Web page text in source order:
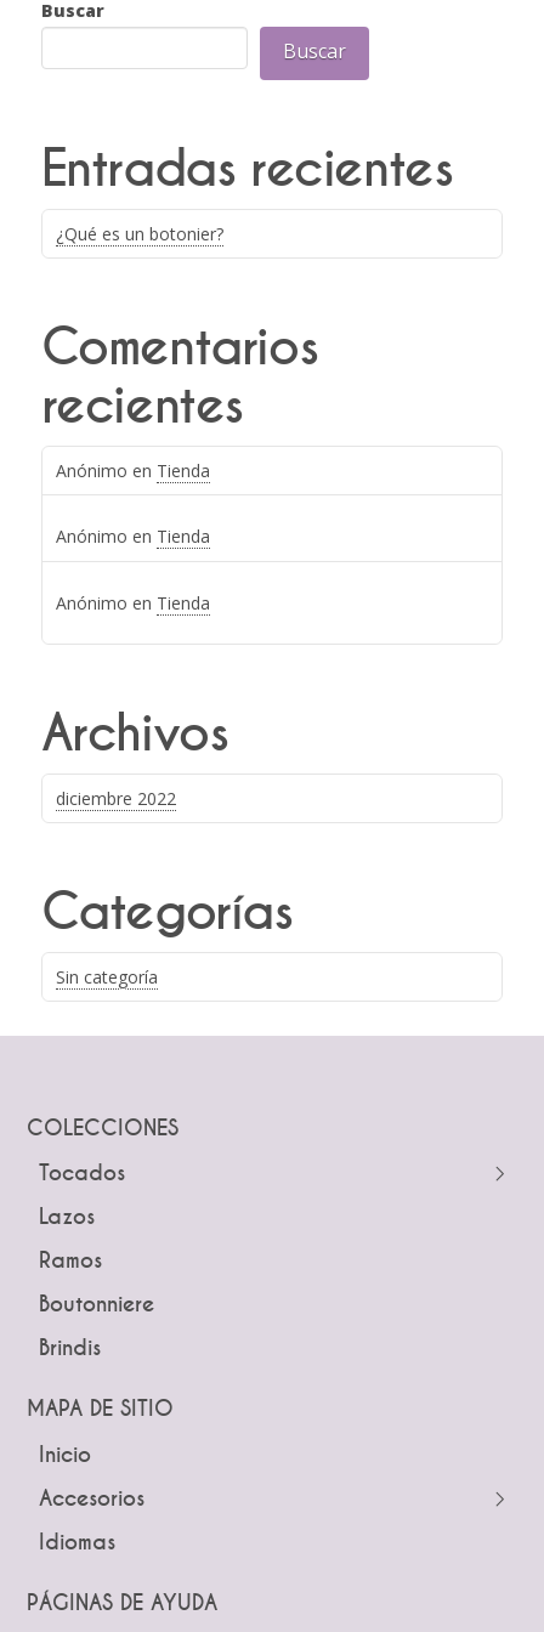
Buscar
Buscar
Entradas recientes
¿Qué es un botonier?
Comentarios
recientes
Anónimo en Tienda
Anónimo en Tienda
Anónimo en Tienda
Archivos
diciembre 2022
Categorías
Sin categoría
COLECCIONES
Tocados
← Atrás
Guías
Peinetas
Pines
Tiaras y Coronas
Diademas
Lazos
Ramos
Boutonniere
Brindis
MAPA DE SITIO
Inicio
Accesorios
← Atrás
Tocados
← Atrás
Peinetas
Pines
Lazos
Idiomas
PÁGINAS DE AYUDA